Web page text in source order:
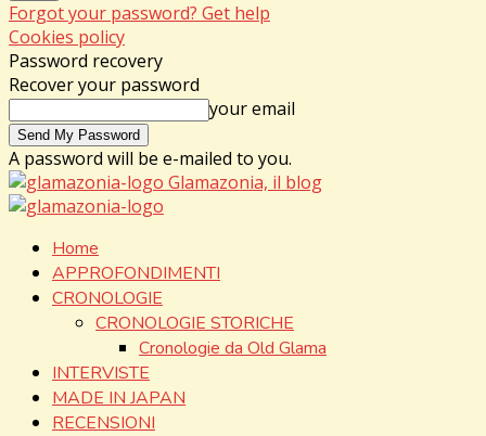
Forgot your password? Get help
Cookies policy
Password recovery
Recover your password
your email
A password will be e-mailed to you.
Glamazonia, il blog
Home
APPROFONDIMENTI
CRONOLOGIE
CRONOLOGIE STORICHE
Cronologie da Old Glama
INTERVISTE
MADE IN JAPAN
RECENSIONI